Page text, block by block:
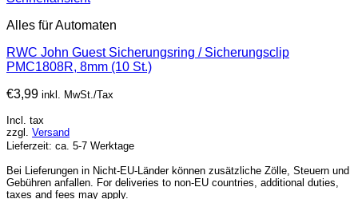
Alles für Automaten
RWC John Guest Sicherungsring / Sicherungsclip
PMC1808R, 8mm (10 St.)
€3,99 inkl. MwSt./Tax
Incl. tax
zzgl. Versand
Lieferzeit: ca. 5-7 Werktage
Bei Lieferungen in Nicht-EU-Länder können zusätzliche Zölle, Steuern und
Gebühren anfallen. For deliveries to non-EU countries, additional duties,
taxes and fees may apply.